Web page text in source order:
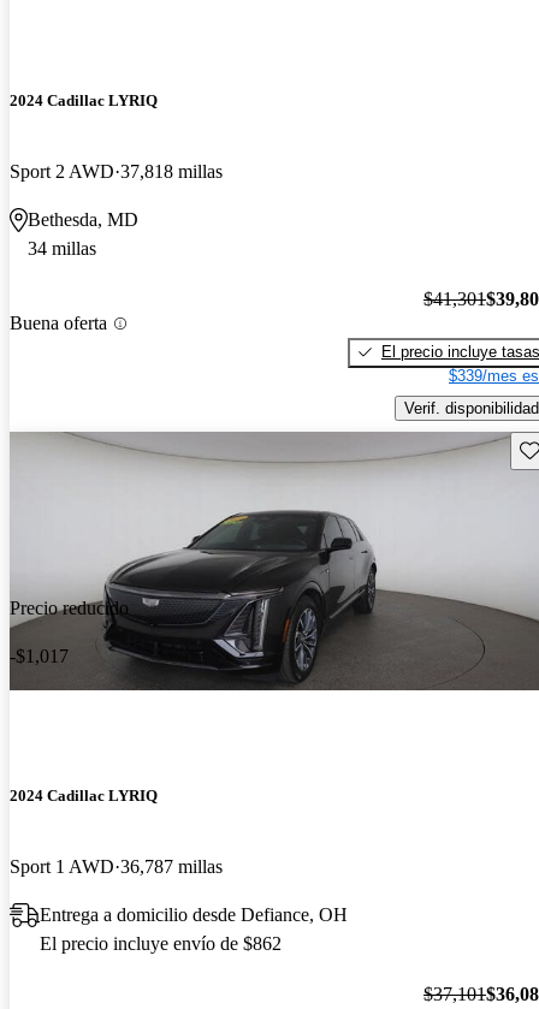
2024 Cadillac LYRIQ
Sport 2 AWD 37,818 millas
Bethesda, MD
34 millas
Buena oferta
$41,301
El precio incluye tasas
$339/mes
Verif. disponibilidad
Precio reducido
-$1,017
2024 Cadillac LYRIQ
Sport 1 AWD 36,787 millas
Entrega a domicilio desde Defiance, OH
El precio incluye envío de $862
$37,101